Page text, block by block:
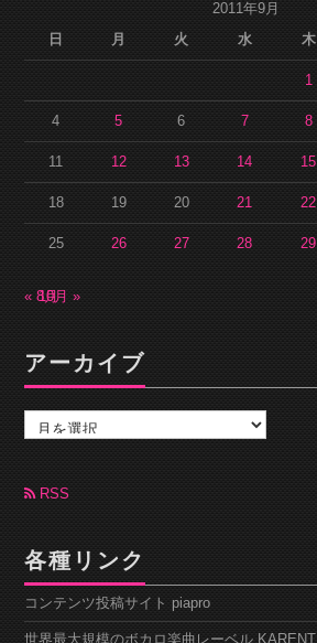
2011年9月
日
月 火 水 木
1
4 5 6 7 8
11 12 13 14 15
18 19 20 21 22
25 26 27 28 29
« 8月
10月 »
アーカイブ
カ
ブRSS
各種リンク
コンテンツ投稿サイト piapro